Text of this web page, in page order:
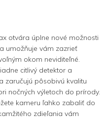
otvára úplne nové možnosti
umožňuje vám zazrieť
okom neviditeľné.
citlivý detektor a
zaručujú pôsobivú kvalitu
nočných výletoch do prírody.
kameru ľahko zabaliť do
zdieľania vám